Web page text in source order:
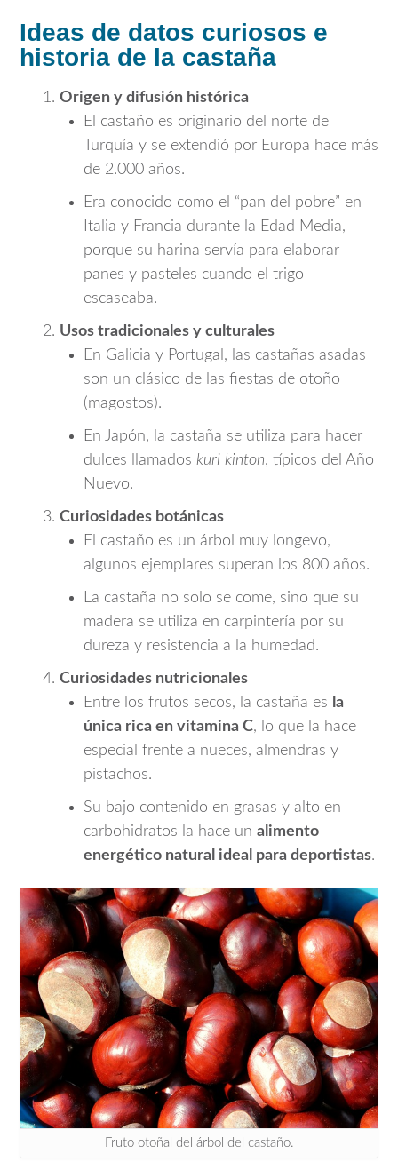
Ideas de datos curiosos e
historia de la castaña
Origen y difusión histórica
El castaño es originario del norte de
Turquía y se extendió por Europa hace más
de 2.000 años.
Era conocido como el “pan del pobre” en
Italia y Francia durante la Edad Media,
porque su harina servía para elaborar
panes y pasteles cuando el trigo
escaseaba.
Usos tradicionales y culturales
En Galicia y Portugal, las castañas asadas
son un clásico de las fiestas de otoño
(magostos).
En Japón, la castaña se utiliza para hacer
dulces llamados kuri kinton, típicos del Año
Nuevo.
Curiosidades botánicas
El castaño es un árbol muy longevo,
algunos ejemplares superan los 800 años.
La castaña no solo se come, sino que su
madera se utiliza en carpintería por su
dureza y resistencia a la humedad.
Curiosidades nutricionales
Entre los frutos secos, la castaña es la
única rica en vitamina C, lo que la hace
especial frente a nueces, almendras y
pistachos.
Su bajo contenido en grasas y alto en
carbohidratos la hace un alimento
energético natural ideal para deportistas.
Fruto otoñal del árbol del castaño.